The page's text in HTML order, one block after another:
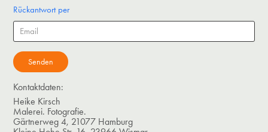
Rückantwort per
Senden
Kontaktdaten:
Heike Kirsch
Malerei. Fotografie.
Gärtnerweg 4, 21077 Hamburg